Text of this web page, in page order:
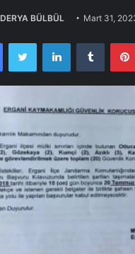
DERYA BÜLBÜL Mart 31,
FacebookTwitter LinkedInTumblr